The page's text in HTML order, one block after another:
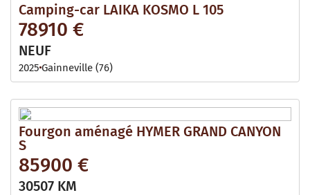
Camping-car LAIKA KOSMO L 105
78910 €
NEUF
2025 Gainneville (76)
Fourgon aménagé HYMER GRAND CANYON
S
85900 €
30507 KM